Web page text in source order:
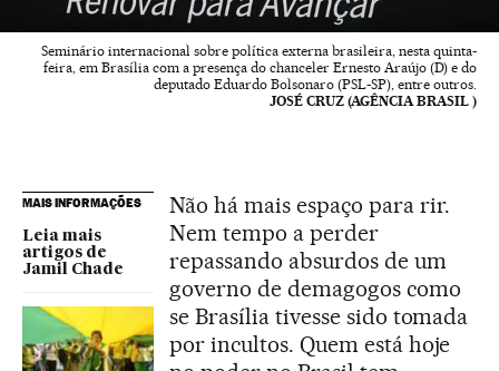
Seminário internacional sobre política externa brasileira, nesta quinta-
feira, em Brasília com a presença do chanceler Ernesto Araújo (D) e do
deputado Eduardo Bolsonaro (PSL-SP), entre outros.
JOSÉ CRUZ (AGÊNCIA BRASIL )
MAIS INFORMAÇÕES
Leia mais
artigos de
Jamil Chade
Não há mais espaço para rir.
Nem tempo a perder
repassando absurdos de um
governo de demagogos como
se Brasília tivesse sido tomada
por incultos. Quem está hoje